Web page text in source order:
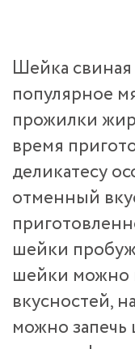
Шейка свиная
популярное
прожилки
время
деликатесу
отменный
шейки
шейки можно
вкусностей,
можно